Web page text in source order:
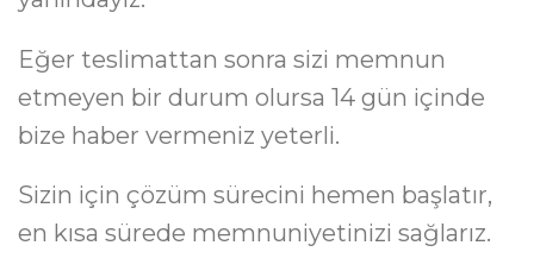
Eğer teslimattan sonra sizi memnun
etmeyen bir durum olursa 14 gün içinde
bize haber vermeniz yeterli.
Sizin için çözüm sürecini hemen başlatır,
en kısa sürede memnuniyetinizi sağlarız.